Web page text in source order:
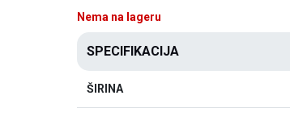
Nema na lageru
SPECIFIKACIJA
ŠIRINA